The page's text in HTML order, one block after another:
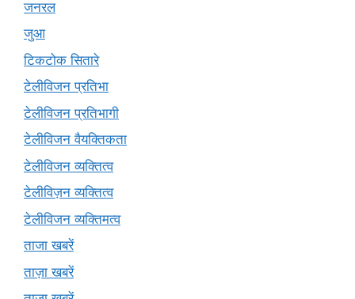
जनरल
जुआ
टिकटोक सितारे
टेलीविजन प्रतिभा
टेलीविजन प्रतिभागी
टेलीविजन वैयक्तिकता
टेलीविजन व्यक्तित्व
टेलीविज़न व्यक्तित्व
टेलीविजन व्यक्तिमत्व
ताजा खबरें
ताज़ा खबरें